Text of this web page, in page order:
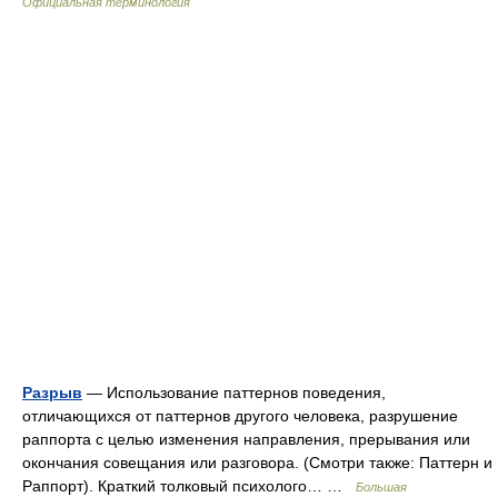
Разрыв — Использование паттернов поведения,
отличающихся от паттернов другого человека, разрушение
раппорта с целью изменения направления, прерывания или
окончания совещания или разговора. (Смотри также: Паттерн и
Раппорт). Краткий толковый психолого… …
Большая